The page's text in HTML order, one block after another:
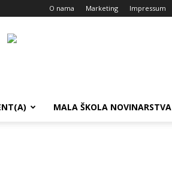
O nama Marketing Impressum
MALA ŠKOLA NOVINARSTVA